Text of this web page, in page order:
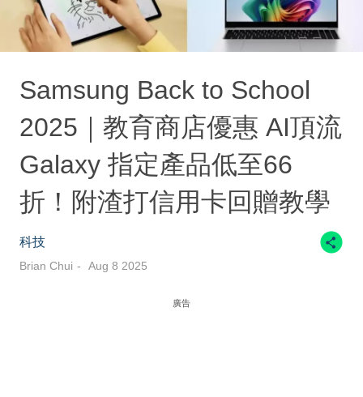
Samsung Back to School
2025｜教育商店優惠 AI頂流
Galaxy 指定產品低至66
折！附渣打信用卡回贈教學
科技
Brian Chui Aug 8 2025
廣告